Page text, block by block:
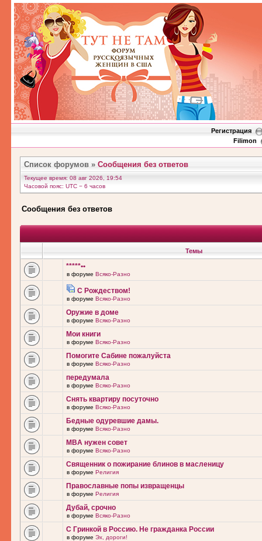
Регистрация
Filimon
Список форумов » Сообщения без ответов
Текущее время: 08 авг 2026, 19:54
Часовой пояс: UTC − 6 часов
Сообщения без ответов
Темы
*****••
в форуме Всяко-Разно
С Рождеством!
в форуме Всяко-Разно
Оружие в доме
в форуме Всяко-Разно
Мои книги
в форуме Всяко-Разно
Помогите Сабине пожалуйста
в форуме Всяко-Разно
передумала
в форуме Всяко-Разно
Снять квартиру посуточно
в форуме Всяко-Разно
Бедные одуревшие дамы.
в форуме Всяко-Разно
MBA нужен совет
в форуме Всяко-Разно
Священник о пожирание блинов в масленицу
в форуме Религия
Православные попы извращенцы
в форуме Религия
Дубай, срочно
в форуме Всяко-Разно
С Гринкой в Россию. Не гражданка России
в форуме Эх, дороги!